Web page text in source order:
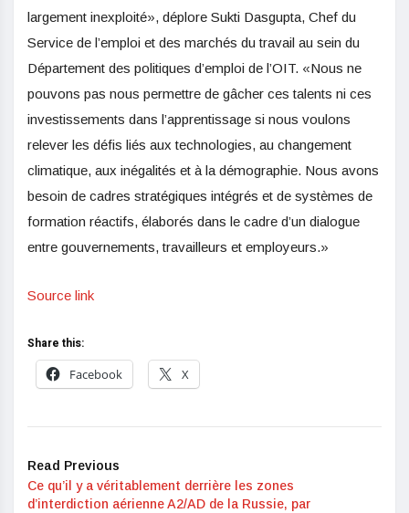
largement inexploité», déplore Sukti Dasgupta, Chef du
Service de l’emploi et des marchés du travail au sein du
Département des politiques d’emploi de l’OIT. «Nous ne
pouvons pas nous permettre de gâcher ces talents ni ces
investissements dans l’apprentissage si nous voulons
relever les défis liés aux technologies, au changement
climatique, aux inégalités et à la démographie. Nous avons
besoin de cadres stratégiques intégrés et de systèmes de
formation réactifs, élaborés dans le cadre d’un dialogue
entre gouvernements, travailleurs et employeurs.»
Source link
Share this:
Facebook
X
Read Previous
Ce qu’il y a véritablement derrière les zones
d’interdiction aérienne A2/AD de la Russie, par